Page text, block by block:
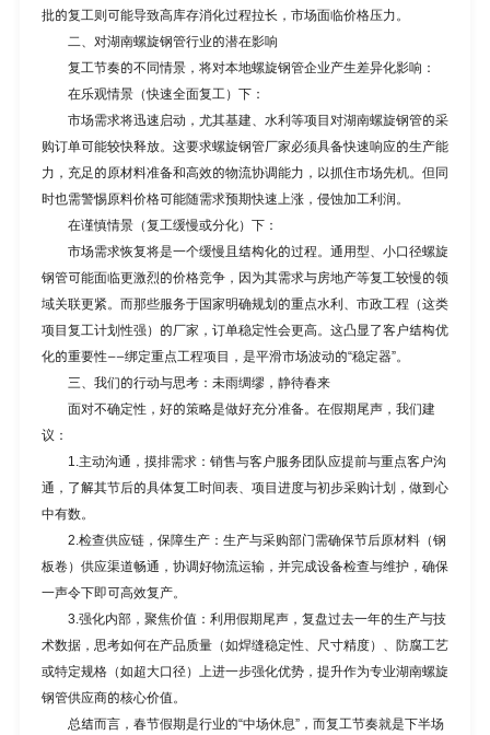
批的复工则可能导致高库存消化过程拉长，市场面临价格压力。
二、对湖南螺旋钢管行业的潜在影响
复工节奏的不同情景，将对本地螺旋钢管企业产生差异化影响：
在乐观情景（快速全面复工）下：
市场需求将迅速启动，尤其基建、水利等项目对湖南螺旋钢管的采
购订单可能较快释放。这要求螺旋钢管厂家必须具备快速响应的生产能
力，充足的原材料准备和高效的物流协调能力，以抓住市场先机。但同
时也需警惕原料价格可能随需求预期快速上涨，侵蚀加工利润。
在谨慎情景（复工缓慢或分化）下：
市场需求恢复将是一个缓慢且结构化的过程。通用型、小口径螺旋
钢管可能面临更激烈的价格竞争，因为其需求与房地产等复工较慢的领
域关联更紧。而那些服务于国家明确规划的重点水利、市政工程（这类
项目复工计划性强）的厂家，订单稳定性会更高。这凸显了客户结构优
化的重要性——绑定重点工程项目，是平滑市场波动的“稳定器”。
三、我们的行动与思考：未雨绸缪，静待春来
面对不确定性，好的策略是做好充分准备。在假期尾声，我们建
议：
1.主动沟通，摸排需求：销售与客户服务团队应提前与重点客户沟
通，了解其节后的具体复工时间表、项目进度与初步采购计划，做到心
中有数。
2.检查供应链，保障生产：生产与采购部门需确保节后原材料（钢
板卷）供应渠道畅通，协调好物流运输，并完成设备检查与维护，确保
一声令下即可高效复产。
3.强化内部，聚焦价值：利用假期尾声，复盘过去一年的生产与技
术数据，思考如何在产品质量（如焊缝稳定性、尺寸精度）、防腐工艺
或特定规格（如超大口径）上进一步强化优势，提升作为专业湖南螺旋
钢管供应商的核心价值。
总结而言，春节假期是行业的“中场休息”，而复工节奏就是下半场